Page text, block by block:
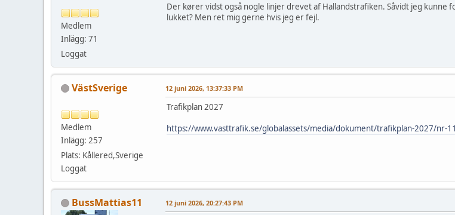
Medlem
Inlägg: 71
Loggat
Der kører vidst også nogle linjer drevet af Hallandstrafiken. Såvidt jeg
lukket? Men ret mig gerne hvis jeg er fejl.
VästSverige
Medlem
Inlägg: 257
Plats: Kållered,Sverige
Loggat
12 juni 2026, 13:37:33 PM
Trafikplan 2027
https://www.vasttrafik.se/globalassets/media/dokument/trafikplan-2027/nr-
BussMattias11 12 juni 2026, 20:27:43 PM